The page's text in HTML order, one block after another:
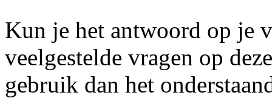
Kun je het antwoord op je
veelgestelde vragen op
gebruik dan het